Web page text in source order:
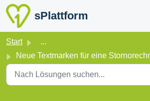
Zum hauptsächlichen Inhalt gehen
sPlattform
Start
...
Neue Textmarken für eine